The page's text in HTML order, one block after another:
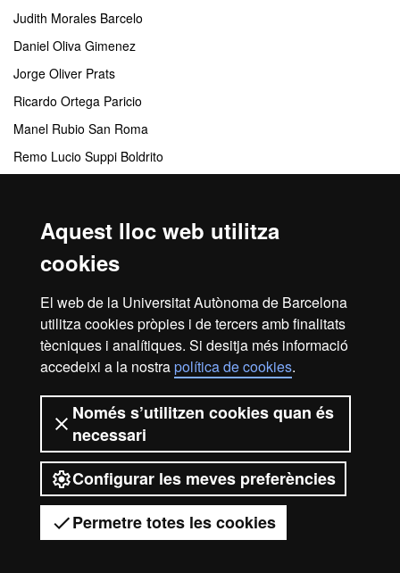
Aquest lloc web utilitza
cookies
El web de la Universitat Autònoma de Barcelona
utilitza cookies pròpies i de tercers amb finalitats
tècniques i analítiques. Si desitja més informació
accedeixi a la nostrapolítica de cookies.
Només s’utilitzen cookies quan és
necessari
Configurar les meves preferències
Permetre totes les cookies
Tens dubtes?
Judith Morales Barcelo
Daniel Oliva Gimenez
Jorge Oliver Prats
Ricardo Ortega Paricio
Manel Rubio San Roma
Remo Lucio Suppi Boldrito
Adolfo Zazo Medina
Centres responsables
FUAB Formació. Prevenció i Seguretat Integral
Inici Avís legal
Protecció de dades
Sobre el web
2026 Universitat Autònoma de
Barcelona